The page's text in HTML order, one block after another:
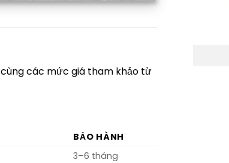
cùng các mức giá tham khảo từ
BẢO HÀNH
3–6 tháng